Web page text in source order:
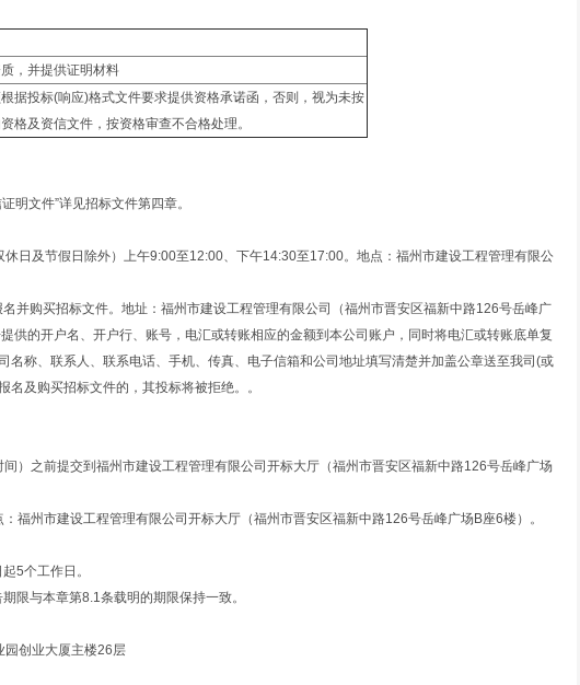
，并提供证明材料
据投标(响应)格式文件要求提供资格承诺函，否则，视为未按
格及资信文件，按资格审查不合格处理。
明文件”详见招标文件第四章。
日及节假日除外）上午9:00至12:00、下午14:30至17:00。地点：福州市建设工程管理有限公
并购买招标文件。地址：福州市建设工程管理有限公司（福州市晋安区福新中路126号岳峰广
供的开户名、开户行、账号，电汇或转账相应的金额到本公司账户，同时将电汇或转账底单复
名称、联系人、联系电话、手机、传真、电子信箱和公司地址填写清楚并加盖公章送至我司(或
及购买招标文件的，其投标将被拒绝。。
）之前提交到福州市建设工程管理有限公司开标大厅（福州市晋安区福新中路126号岳峰广场
福州市建设工程管理有限公司开标大厅（福州市晋安区福新中路126号岳峰广场B座6楼）。
5个工作日。
限与本章第8.1条载明的期限保持一致。
园创业大厦主楼26层